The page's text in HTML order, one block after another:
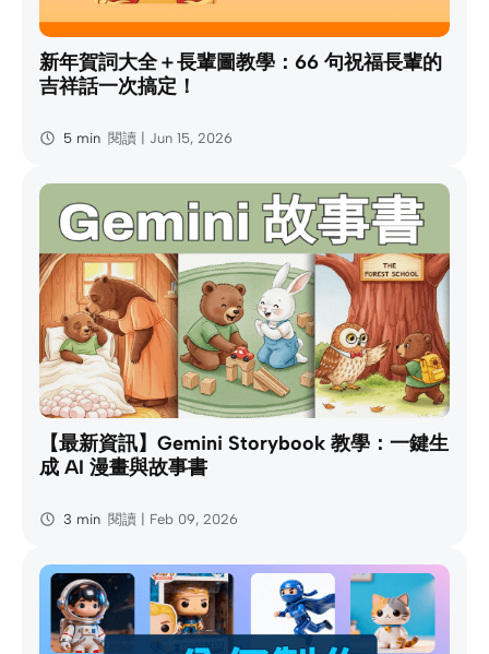
新年賀詞大全＋長輩圖教學：66 句祝福長輩的
吉祥話一次搞定！
5 min 閱讀 | Jun 15, 2026
【最新資訊】Gemini Storybook 教學：一鍵生
成 AI 漫畫與故事書
3 min 閱讀 | Feb 09, 2026